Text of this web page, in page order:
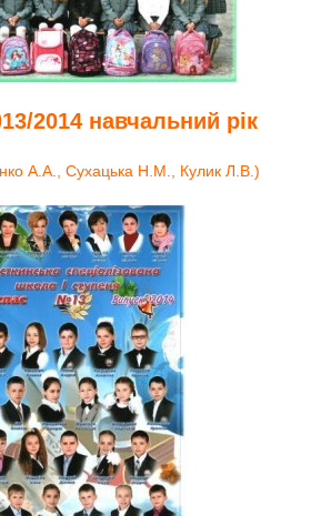
2014 навчальний рік
А.А., Сухацька Н.М., Кулик Л.В.)